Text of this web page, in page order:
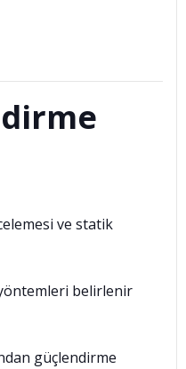
ve statik
belirlenir
güçlendirme